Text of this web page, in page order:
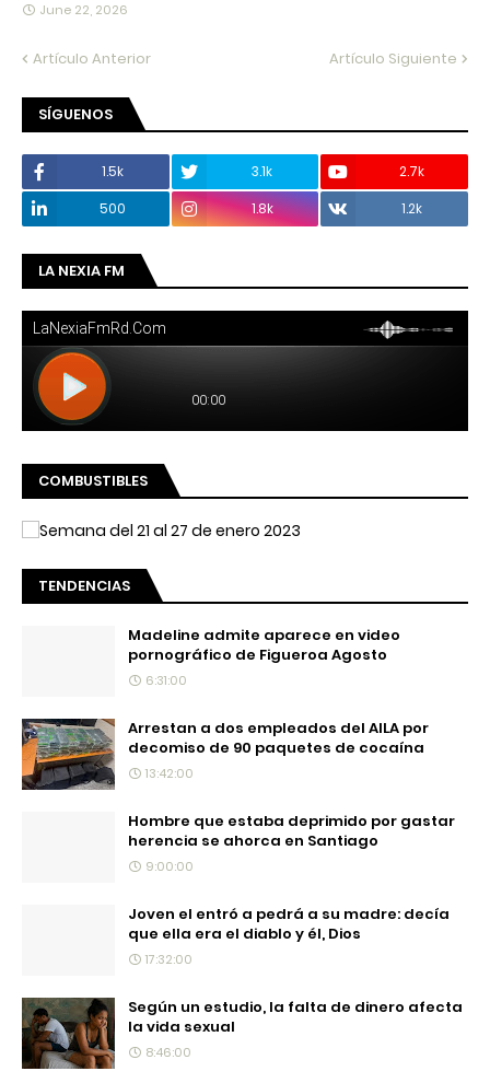
June 22, 2026
Artículo Anterior Artículo Siguiente
SÍGUENOS
1.5k 3.1k
2.7k
500
1.8k 1.2k
LA NEXIA FM
COMBUSTIBLES
TENDENCIAS
Madeline admite aparece en video
pornográfico de Figueroa Agosto
6:31:00
Arrestan a dos empleados del AILA por
decomiso de 90 paquetes de cocaína
13:42:00
Hombre que estaba deprimido por gastar
herencia se ahorca en Santiago
9:00:00
Joven el entró a pedrá a su madre: decía
que ella era el diablo y él, Dios
17:32:00
Según un estudio, la falta de dinero afecta
la vida sexual
8:46:00